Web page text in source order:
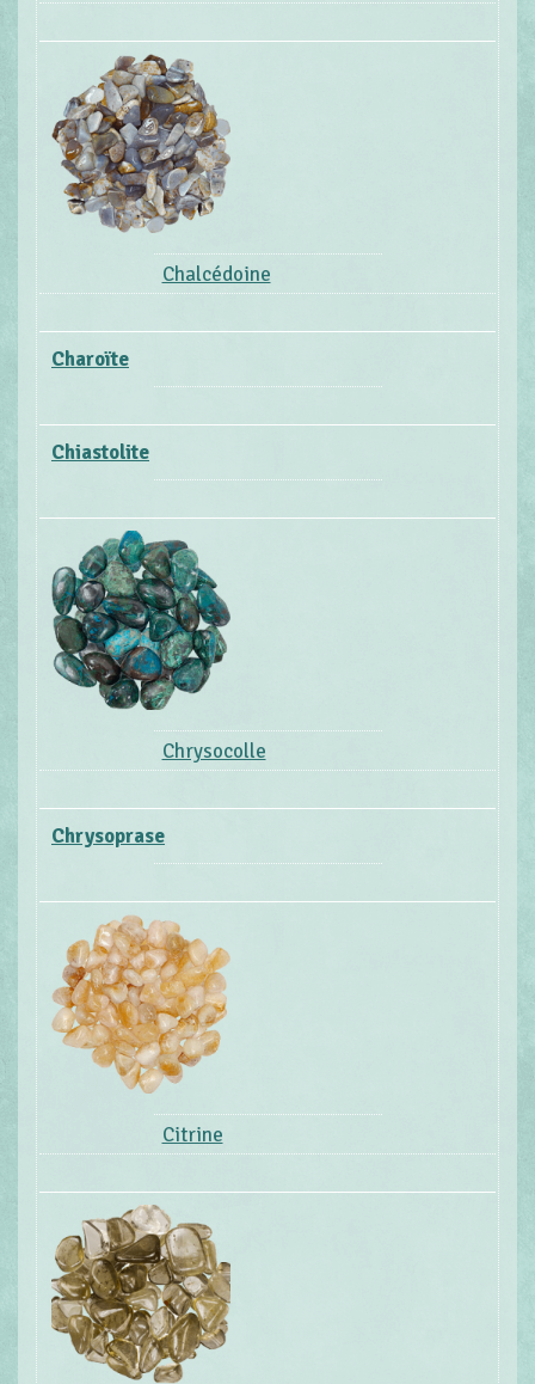
Chalcédoine
Charoïte
Chiastolite
Chrysocolle
Chrysoprase
Citrine